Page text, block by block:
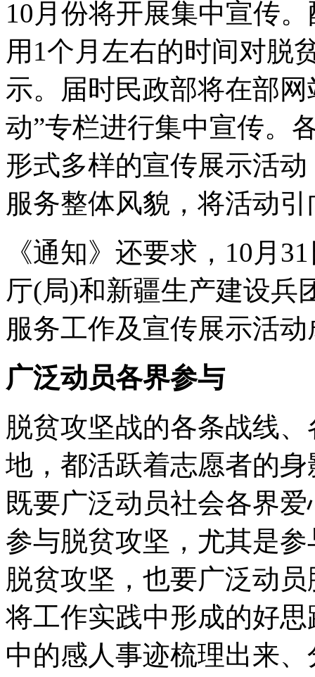
10月份将开展集中宣传
用1个月左右的时间对脱
示。届时民政部将在部
动”专栏进行集中宣传。
形式多样的宣传展示活
服务整体风貌，将活动
《通知》还要求，10月
厅(局)和新疆生产建设兵
服务工作及宣传展示活
广泛动员各界参与
脱贫攻坚战的各条战线
地，都活跃着志愿者的
既要广泛动员社会各界
参与脱贫攻坚，尤其是
脱贫攻坚，也要广泛动
将工作实践中形成的好
中的感人事迹梳理出来